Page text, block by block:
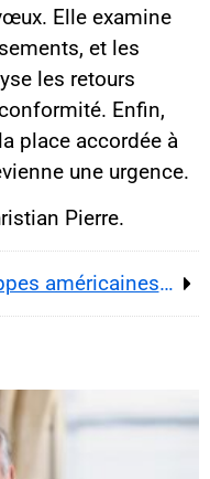
Elle examine
et les
les retours
Enfin,
place accordée à
une urgence.
Pierre.
Frappes américaines au Nigeria : missiles, récit et double jeu de Trump